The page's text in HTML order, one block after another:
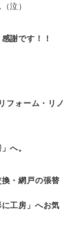
泣）
謝です！！
フォーム・リノ
へ。
・網戸の張替
工房」へお気